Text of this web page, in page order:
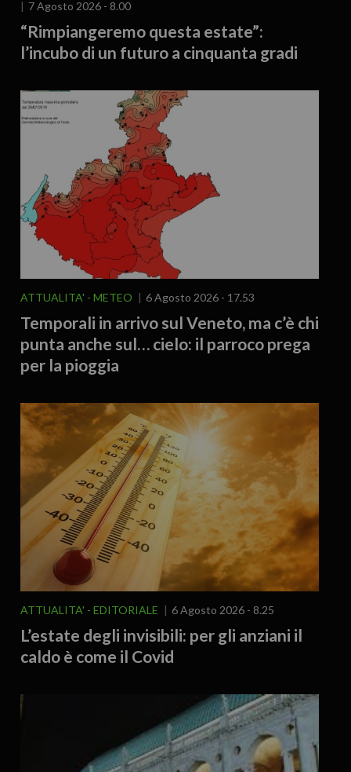
7 Agosto 2026 - 8.00
“Rimpiangeremo questa estate”:
l’incubo di un futuro a cinquanta gradi
ATTUALITA' METEO 6 Agosto 2026 - 17.53
Temporali in arrivo sul Veneto, ma c’è chi
punta anche sul… cielo: il parroco prega
per la pioggia
ATTUALITA' EDITORIALE 6 Agosto 2026 - 8.25
L’estate degli invisibili: per gli anziani il
caldo è come il Covid